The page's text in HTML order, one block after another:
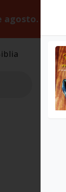
agosto.